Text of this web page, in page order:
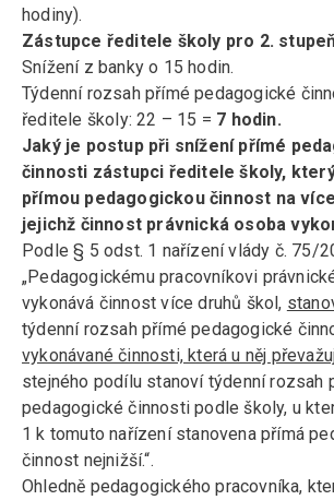
hodiny).
Zástupce ředitele školy pro 2.
Snížení z banky o 15 hodin.
Týdenní rozsah přímé pedagogické
ředitele školy: 22 – 15 = 7 hodin.
Jaký je postup při snížení přímé
činnosti zástupci ředitele školy,
přímou pedagogickou činnost na
jejichž činnost právnická osoba
Podle § 5 odst. 1 nařízení vlády č. 75/
„Pedagogickému pracovníkovi
vykonává činnost více druhů škol,
týdenní rozsah přímé pedagogické
vykonávané činnosti, která u něj
stejného podílu stanoví týdenní rozsah
pedagogické činnosti podle školy, u
1 k tomuto nařízení stanovena přímá
činnost nejnižší.“.
Ohledně pedagogického pracovníka,